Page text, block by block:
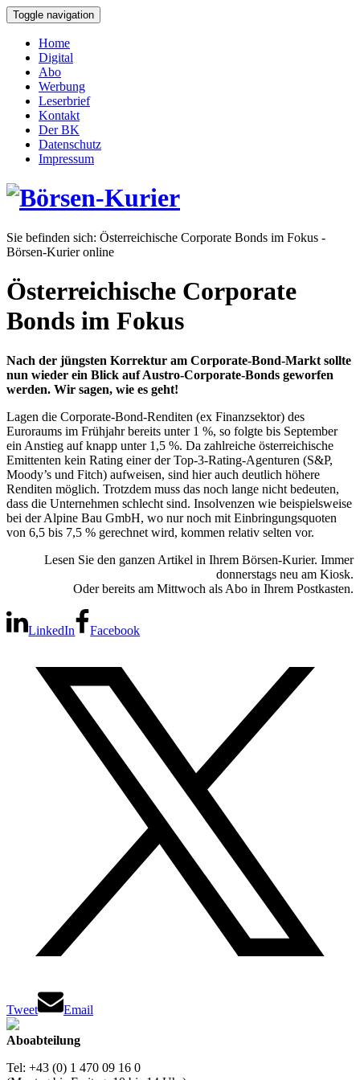
Toggle navigation
Home
Digital
Abo
Werbung
Leserbrief
Kontakt
Der BK
Datenschutz
Impressum
Sie befinden sich: Österreichische Corporate Bonds im Fokus -
Börsen-Kurier online
Österreichische Corporate
Bonds im Fokus
Nach der jüngsten Korrektur am Corporate-Bond-Markt sollte
nun wieder ein Blick auf Austro-Corporate-Bonds geworfen
werden. Wir sagen, wie es geht!
Lagen die Corporate-Bond-Renditen (ex Finanzsektor) des
Euroraums im Frühjahr bereits unter 1 %, so folgte bis September
ein Anstieg auf knapp unter 1,5 %. Da zahlreiche österreichische
Emittenten kein Rating einer der Top-3-Rating-Agenturen (S&P,
Moody’s und Fitch) aufweisen, sind hier auch deutlich höhere
Renditen möglich. Trotzdem muss das noch lange nicht bedeuten,
dass die Unternehmen schlecht sind. Insolvenzen wie beispielsweise
bei der Alpine Bau GmbH, wo nur noch mit Einbringungsquoten
von 6,5 bis 7,5 % gerechnet wird, kommen relativ selten vor.
Lesen Sie den ganzen Artikel in Ihrem Börsen-Kurier. Immer
donnerstags neu am Kiosk.
Oder bereits am Mittwoch als Abo in Ihrem Postkasten.
LinkedIn Facebook
Tweet Email
Aboabteilung
Tel: +43 (0) 1 470 09 16 0